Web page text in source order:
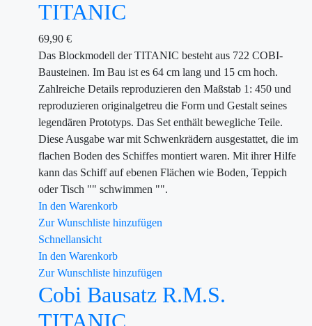
TITANIC
69,90 €
Das Blockmodell der TITANIC besteht aus 722 COBI-
Bausteinen. Im Bau ist es 64 cm lang und 15 cm hoch.
Zahlreiche Details reproduzieren den Maßstab 1: 450 und
reproduzieren originalgetreu die Form und Gestalt seines
legendären Prototyps. Das Set enthält bewegliche Teile.
Diese Ausgabe war mit Schwenkrädern ausgestattet, die im
flachen Boden des Schiffes montiert waren. Mit ihrer Hilfe
kann das Schiff auf ebenen Flächen wie Boden, Teppich
oder Tisch "" schwimmen "".
In den Warenkorb
Zur Wunschliste hinzufügen
Schnellansicht
In den Warenkorb
Zur Wunschliste hinzufügen
Cobi Bausatz R.M.S.